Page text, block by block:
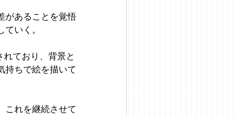
があることを覚悟
いく。
ており、背景と
持ちで絵を描いて
これを継続させて